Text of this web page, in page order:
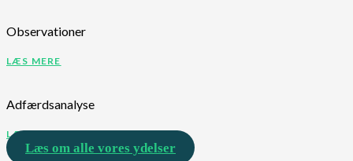
Observationer
LÆS MERE
Adfærdsanalyse
LÆS MERE
Læs om alle vores ydelser